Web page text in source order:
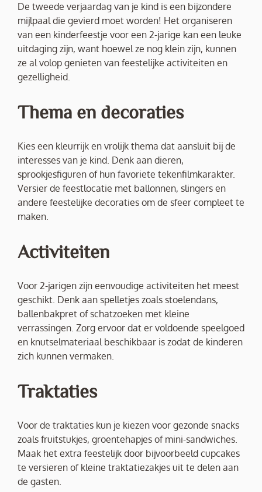
De tweede verjaardag van je kind is een bijzondere
mijlpaal die gevierd moet worden! Het organiseren
van een kinderfeestje voor een 2-jarige kan een leuke
uitdaging zijn, want hoewel ze nog klein zijn, kunnen
ze al volop genieten van feestelijke activiteiten en
gezelligheid.
Thema en decoraties
Kies een kleurrijk en vrolijk thema dat aansluit bij de
interesses van je kind. Denk aan dieren,
sprookjesfiguren of hun favoriete tekenfilmkarakter.
Versier de feestlocatie met ballonnen, slingers en
andere feestelijke decoraties om de sfeer compleet te
maken.
Activiteiten
Voor 2-jarigen zijn eenvoudige activiteiten het meest
geschikt. Denk aan spelletjes zoals stoelendans,
ballenbakpret of schatzoeken met kleine
verrassingen. Zorg ervoor dat er voldoende speelgoed
en knutselmateriaal beschikbaar is zodat de kinderen
zich kunnen vermaken.
Traktaties
Voor de traktaties kun je kiezen voor gezonde snacks
zoals fruitstukjes, groentehapjes of mini-sandwiches.
Maak het extra feestelijk door bijvoorbeeld cupcakes
te versieren of kleine traktatiezakjes uit te delen aan
de gasten.